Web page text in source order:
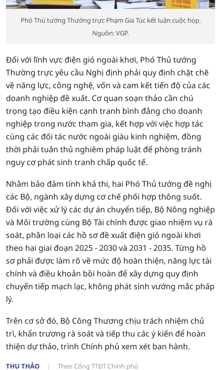
Phó Thủ tướng Thường trực Phạm Gia Túc kết luận cuộc họp.
Nguồn: VGP.
Đối với lĩnh vực điện gió ngoài khơi, Phó Thủ tướng
Thường trực yêu cầu Nghị định phải quy định chặt chẽ
về năng lực, công nghệ, vốn và cam kết tiến độ của các
doanh nghiệp đề xuất. Cơ quan soạn thảo cần chú
trọng tạo điều kiện cạnh tranh bình đẳng cho doanh
nghiệp trong nước tham gia, kết hợp với việc hợp tác
cùng các đối tác nước ngoài giàu kinh nghiệm, đồng
thời phải tuân thủ nghiêm pháp luật để phòng tránh
nguy cơ phát sinh tranh chấp quốc tế.
Nhằm bảo đảm tính khả thi, hai Phó Thủ tướng đề nghị
các Bộ, ngành xây dựng cơ chế phối hợp thông suốt.
Đối với việc xử lý các dự án chuyển tiếp, Bộ Nông nghiệp
và Môi trường cùng Bộ Tài chính được giao nhiệm vụ rà
soát, phân loại các hồ sơ đề xuất điện gió ngoài khơi
theo hai giai đoạn 2025 - 2030 và 2031 - 2035. Từng hồ
sơ phải được làm rõ về mức độ hoàn thiện, năng lực tài
chính và điều khoản bồi hoàn để xây dựng quy định
chuyển tiếp mạch lạc, không phát sinh vướng mắc pháp
lý.
Trên cơ sở đó, Bộ Công Thương chịu trách nhiệm chủ
trì, khẩn trương rà soát và tiếp thu các ý kiến để hoàn
thiện dự thảo, trình Chính phủ xem xét ban hành.
THU THẢO Theo Cổng TTĐT Chính phủ